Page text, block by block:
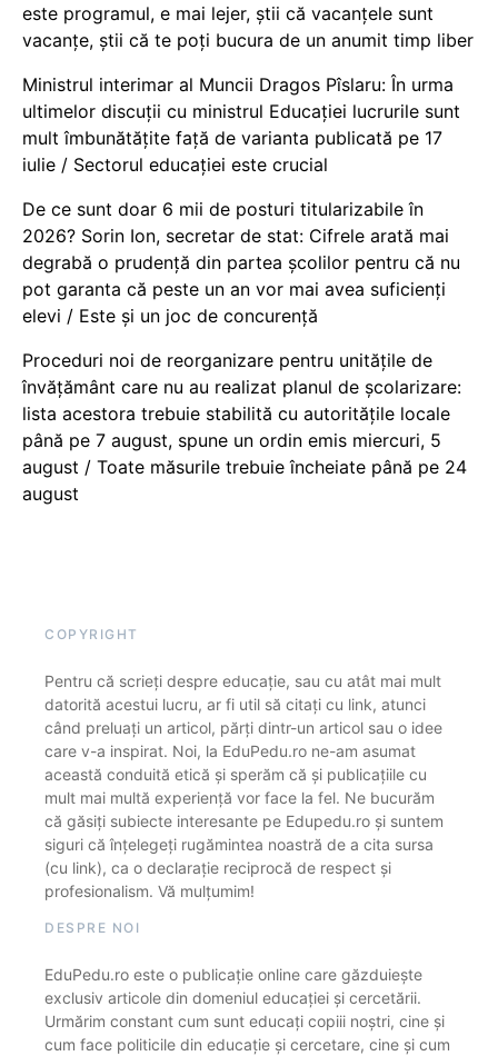
este programul, e mai lejer, știi că vacanțele sunt
vacanţe, știi că te poți bucura de un anumit timp liber
Ministrul interimar al Muncii Dragos Pîslaru: În urma
ultimelor discuții cu ministrul Educației lucrurile sunt
mult îmbunătățite față de varianta publicată pe 17
iulie / Sectorul educației este crucial
De ce sunt doar 6 mii de posturi titularizabile în
2026? Sorin Ion, secretar de stat: Cifrele arată mai
degrabă o prudență din partea școlilor pentru că nu
pot garanta că peste un an vor mai avea suficienți
elevi / Este și un joc de concurență
Proceduri noi de reorganizare pentru unitățile de
învățământ care nu au realizat planul de școlarizare:
lista acestora trebuie stabilită cu autoritățile locale
până pe 7 august, spune un ordin emis miercuri, 5
august / Toate măsurile trebuie încheiate până pe 24
august
COPYRIGHT
Pentru că scrieți despre educație, sau cu atât mai mult
datorită acestui lucru, ar fi util să citați cu link, atunci
când preluați un articol, părți dintr-un articol sau o idee
care v-a inspirat. Noi, la EduPedu.ro ne-am asumat
această conduită etică și sperăm că și publicațiile cu
mult mai multă experiență vor face la fel. Ne bucurăm
că găsiți subiecte interesante pe Edupedu.ro și suntem
siguri că înțelegeți rugămintea noastră de a cita sursa
(cu link), ca o declarație reciprocă de respect și
profesionalism. Vă mulțumim!
DESPRE NOI
EduPedu.ro este o publicație online care găzduiește
exclusiv articole din domeniul educației și cercetării.
Urmărim constant cum sunt educați copiii noștri, cine și
cum face politicile din educație și cercetare, cine și cum